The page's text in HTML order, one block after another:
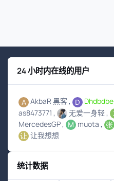
24 小时内在线的用户
AkbaR 黑客 Dhdbdbe
as8473771
无爱一身轻
MercedesGP
muota
让我想想
统计数据